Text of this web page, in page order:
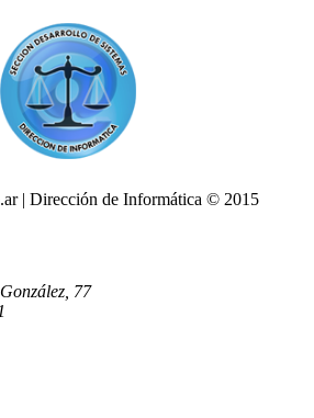
| Dirección de Informática © 2015
77